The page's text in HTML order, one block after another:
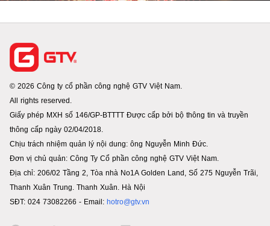
© 2026 Công ty cổ phần công nghệ GTV Việt Nam.
All rights reserved.
Giấy phép MXH số 146/GP-BTTTT Được cấp bởi bộ thông tin và truyền
thông cấp ngày 02/04/2018.
Chịu trách nhiệm quản lý nội dung: ông Nguyễn Minh Đức.
Đơn vị chủ quản: Công Ty Cổ phần công nghệ GTV Việt Nam.
Địa chỉ: 206/02 Tầng 2, Tòa nhà No1A Golden Land, Số 275 Nguyễn Trãi,
Thanh Xuân Trung. Thanh Xuân. Hà Nội
SĐT: 024 73082266 - Email: hotro@gtv.vn